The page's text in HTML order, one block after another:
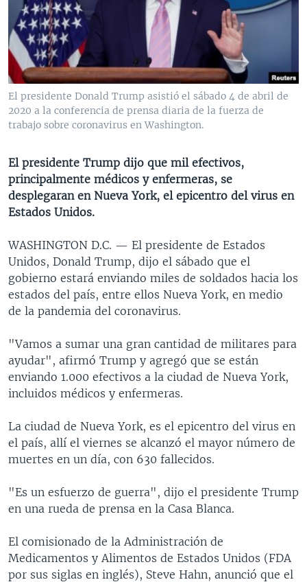
VENEZUELA
BRASIL
NICARAGUA
ECONOMÍA
ENTRETENIMIENTO Y CULTURA
TECNOLOGÍA
DEPORTES
CIENCIA Y SALUD
MULTIMEDIA
VIDEOS
FOTOGRAFÍA
AUDIOS
PROGRAMAS TV
EL MUNDO AL DÍA
FORO INTERAMERICANO
VISIÓN 360
PANORAMA
RADIO
AVANCE INFORMATIVO
AUDIONOTICIAS
ESTADOS UNIDOS AL DÍA
EL MUNDO AL DÍA [RADIO]
FORO [RADIO]
NOTA ECONÓMICA
ENTRETENIMIENTO
DIRECT
DOCUMENTALES DE LA VOA
SÍGANOS
Idiomas
El presidente Donald Trump asistió el sábado 4 de abril de
2020 a la conferencia de prensa diaria de la fuerza de
trabajo sobre coronavirus en Washington.
El presidente Trump dijo que mil efectivos,
principalmente médicos y enfermeras, se
desplegaran en Nueva York, el epicentro del virus en
Estados Unidos.
WASHINGTON D.C. — El presidente de Estados
Unidos, Donald Trump, dijo el sábado que el
gobierno estará enviando miles de soldados hacia los
estados del país, entre ellos Nueva York, en medio
de la pandemia del coronavirus.
"Vamos a sumar una gran cantidad de militares para
ayudar", afirmó Trump y agregó que se están
enviando 1.000 efectivos a la ciudad de Nueva York,
incluidos médicos y enfermeras.
La ciudad de Nueva York, es el epicentro del virus en
el país, allí el viernes se alcanzó el mayor número de
muertes en un día, con 630 fallecidos.
"Es un esfuerzo de guerra", dijo el presidente Trump
en una rueda de prensa en la Casa Blanca.
El comisionado de la Administración de
Medicamentos y Alimentos de Estados Unidos (FDA
por sus siglas en inglés), Steve Hahn, anunció que el